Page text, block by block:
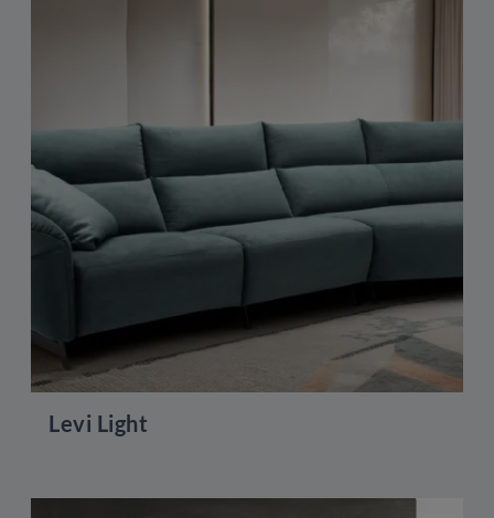
Levi Light